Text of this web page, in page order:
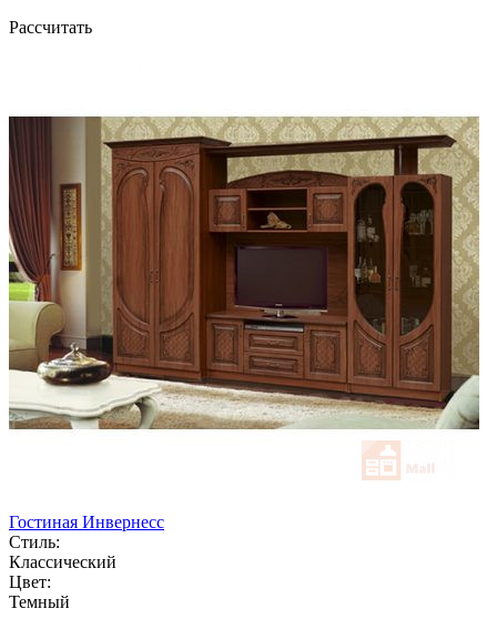
Рассчитать
Гостиная Инвернесс
Стиль:
Классический
Цвет:
Темный